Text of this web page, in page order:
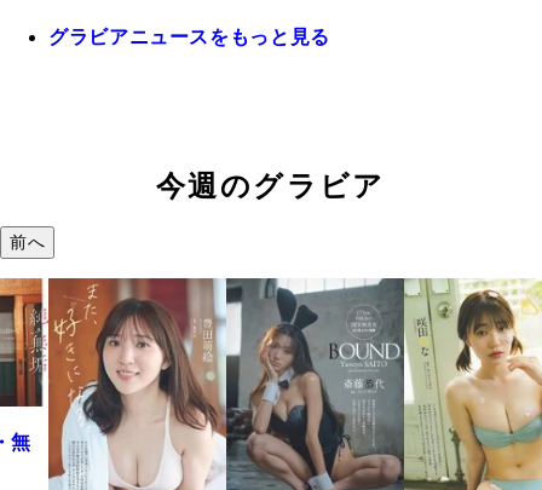
グラビアニュースをもっと見る
今週のグラビア
前へ